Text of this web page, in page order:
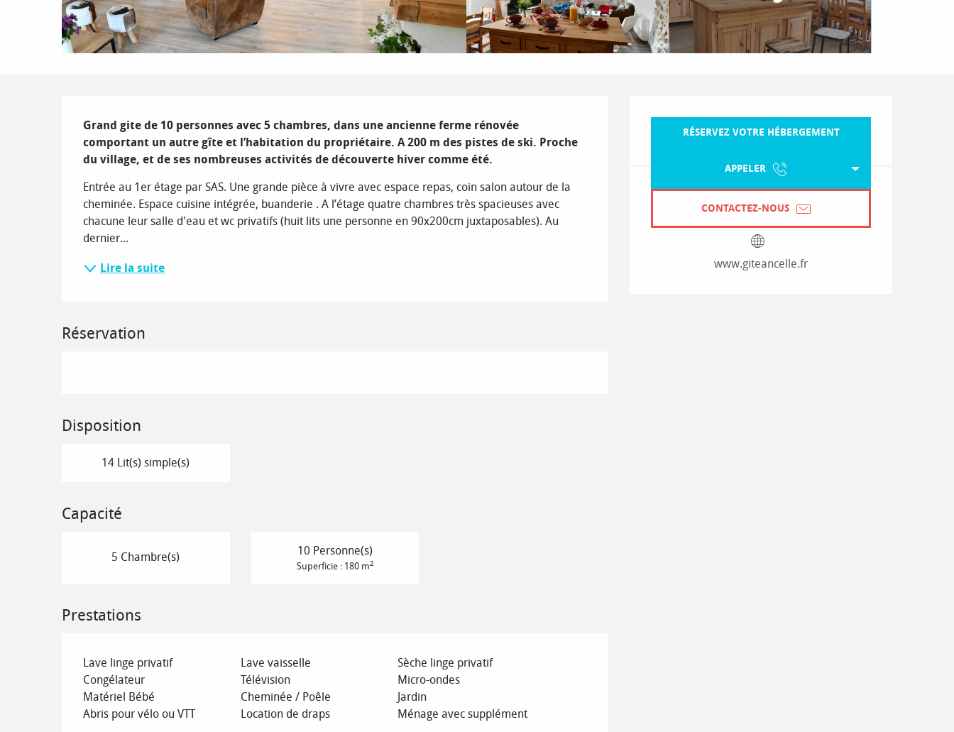
Ouverture et coordonnées
RÉSERVEZ VOTRE HÉBERGEMENT
APPELER
CONTACTEZ-NOUS
www.giteancelle.fr
Grand gite de 10 personnes avec 5 chambres, dans une ancienne ferme rénovée
comportant un autre gîte et l’habitation du propriétaire. A 200 m des pistes de ski. Proche
du village, et de ses nombreuses activités de découverte hiver comme été.
Entrée au 1er étage par SAS. Une grande pièce à vivre avec espace repas, coin salon autour de la
cheminée. Espace cuisine intégrée, buanderie . A l’étage quatre chambres très spacieuses avec
chacune leur salle d'eau et wc privatifs (huit lits une personne en 90x200cm juxtaposables). Au
dernier...
Lire la suite
Réservation
Disposition
14 Lit(s) simple(s)
Capacité
5 Chambre(s) 10 Personne(s)
Superficie : 180 m2
Prestations
Lave linge privatif Lave vaisselle
Sèche linge privatif
Congélateur
Télévision
Micro-ondes
Matériel Bébé
Cheminée / Poêle
Jardin
Abris pour vélo ou VTT
Location de draps Ménage avec supplément